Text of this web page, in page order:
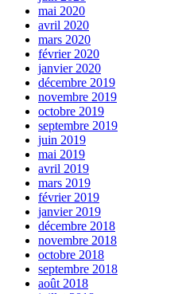
mai 2020
avril 2020
mars 2020
février 2020
janvier 2020
décembre 2019
novembre 2019
octobre 2019
septembre 2019
juin 2019
mai 2019
avril 2019
mars 2019
février 2019
janvier 2019
décembre 2018
novembre 2018
octobre 2018
septembre 2018
août 2018